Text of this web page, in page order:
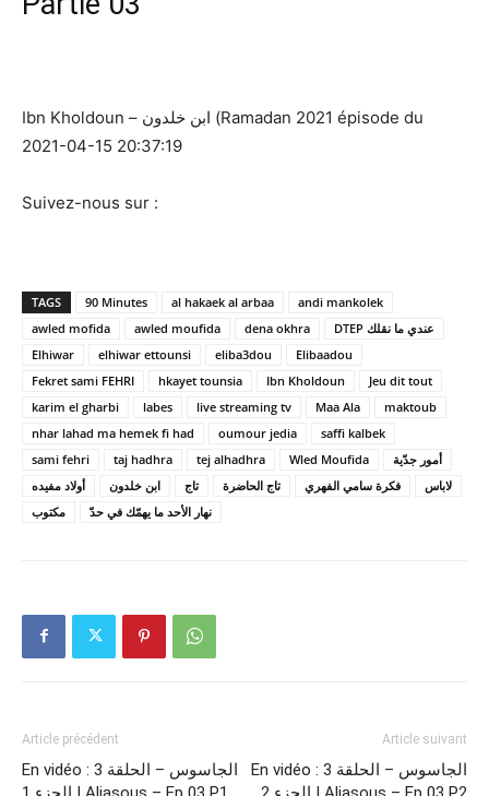
Ibn Kholdoun – ابن خلدون (Ramadan 2021 épisode du
2021-04-15 20:37:19
Suivez-nous sur :
TAGS 90 Minutes al hakaek al arbaa
andi mankolek
awled mofida
awled moufida dena okhra
DTEP عندي ما نقلك
Elhiwar
elhiwar ettounsi eliba3dou
Elibaadou
Fekret sami FEHRI
hkayet tounsia Ibn Kholdoun
Jeu dit tout
karim el gharbi
labes live streaming tv Maa Ala
maktoub
nhar lahad ma hemek fi had
oumour jedia
saffi kalbek
sami fehri
taj hadhra tej alhadhra Wled Moufida
أمور جدّية
أولاد مفيده
ابن خلدون تاج تاج الحاضرة فكرة سامي الفهري
لاباس
مكتوب
نهار الأحد ما يهمّك في حدّ
Article précédent
En vidéo : الجاسوس – الحلقة 3
Article suivant
En vidéo : الجاسوس – الحلقة 3